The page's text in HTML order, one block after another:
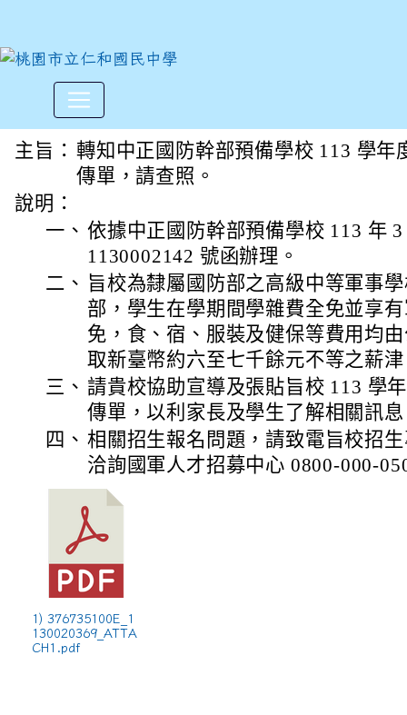
中正國防幹部預備學校113學
主旨： 轉知中正國防幹部預備學校 113 學年
傳單，請查照。
說明：
一、 依據中正國防幹部預備學校 113 年
1130002142 號函辦理。
二、 旨校為隸屬國防部之高級中等軍事
部，學生在學期間學雜費全免並享
免，食、宿、服裝及健保等費用均
取新臺幣約六至七千餘元不等之薪
三、 請貴校協助宣導及張貼旨校 113 學
傳單，以利家長及學生了解相關訊
四、 相關招生報名問題，請致電旨校招
洽詢國軍人才招募中心 0800-000-
1) 376735100E_1
130020369_ATTA
CH1.pdf